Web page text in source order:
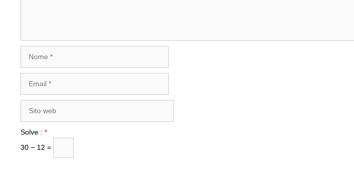
web
Solve : *
30 − 12 =